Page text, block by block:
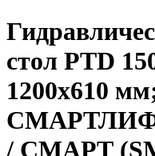
стол PTD
1200х610
/ СМАРТ